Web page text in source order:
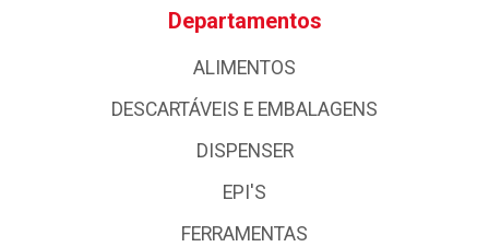
Departamentos
ALIMENTOS
DESCARTÁVEIS E EMBALAGENS
DISPENSER
EPI'S
FERRAMENTAS